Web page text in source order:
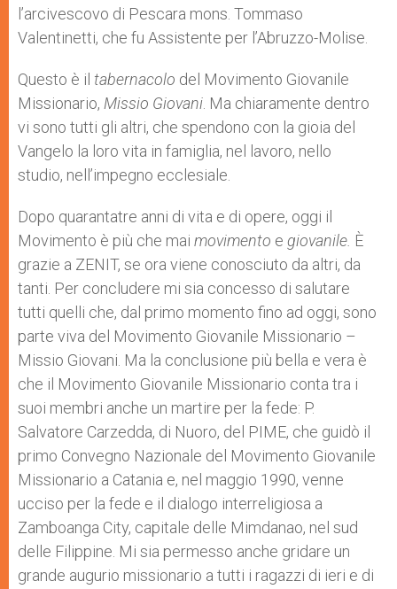
l’arcivescovo di Pescara mons. Tommaso
Valentinetti, che fu Assistente per l’Abruzzo-Molise.
Questo è il tabernacolo del Movimento Giovanile
Missionario, Missio Giovani . Ma chiaramente dentro
vi sono tutti gli altri, che spendono con la gioia del
Vangelo la loro vita in famiglia, nel lavoro, nello
studio, nell’impegno ecclesiale.
Dopo quarantatre anni di vita e di opere, oggi il
Movimento è più che mai movimento e giovanile. È
grazie a ZENIT, se ora viene conosciuto da altri, da
tanti. Per concludere mi sia concesso di salutare
tutti quelli che, dal primo momento fino ad oggi, sono
parte viva del Movimento Giovanile Missionario –
Missio Giovani. Ma la conclusione più bella e vera è
che il Movimento Giovanile Missionario conta tra i
suoi membri anche un martire per la fede: P.
Salvatore Carzedda, di Nuoro, del PIME, che guidò il
primo Convegno Nazionale del Movimento Giovanile
Missionario a Catania e, nel maggio 1990, venne
ucciso per la fede e il dialogo interreligiosa a
Zamboanga City, capitale delle Mimdanao, nel sud
delle Filippine. Mi sia permesso anche gridare un
grande augurio missionario a tutti i ragazzi di ieri e di